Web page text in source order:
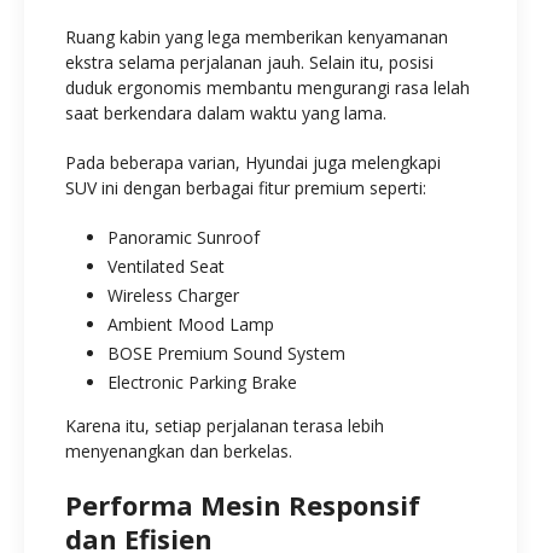
Ruang kabin yang lega memberikan kenyamanan
ekstra selama perjalanan jauh. Selain itu, posisi
duduk ergonomis membantu mengurangi rasa lelah
saat berkendara dalam waktu yang lama.
Pada beberapa varian, Hyundai juga melengkapi
SUV ini dengan berbagai fitur premium seperti:
Panoramic Sunroof
Ventilated Seat
Wireless Charger
Ambient Mood Lamp
BOSE Premium Sound System
Electronic Parking Brake
Karena itu, setiap perjalanan terasa lebih
menyenangkan dan berkelas.
Performa Mesin Responsif
dan Efisien